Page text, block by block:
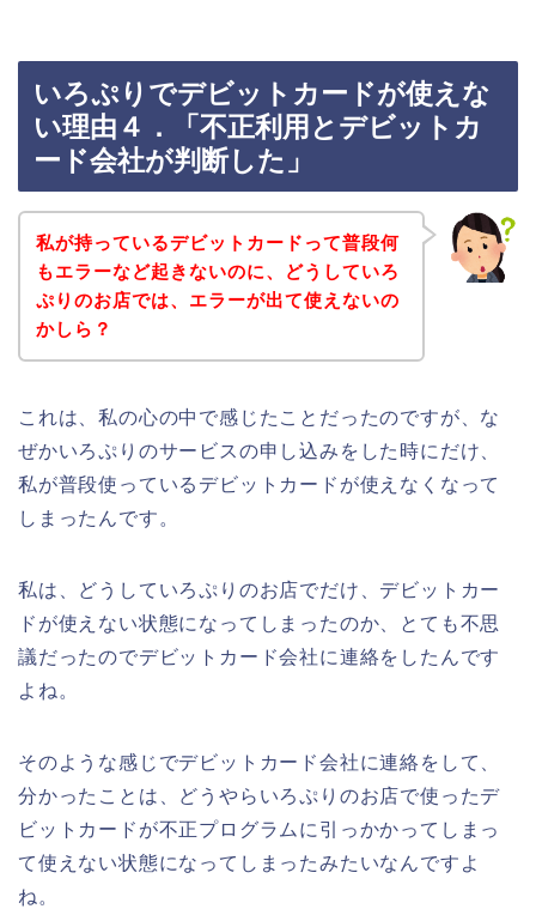
いろぷりでデビットカードが使えな
い理由４．「不正利用とデビットカ
ード会社が判断した」
私が持っているデビットカードって普段何
もエラーなど起きないのに、どうしていろ
ぷりのお店では、エラーが出て使えないの
かしら？
これは、私の心の中で感じたことだったのですが、な
ぜかいろぷりのサービスの申し込みをした時にだけ、
私が普段使っているデビットカードが使えなくなって
しまったんです。
私は、どうしていろぷりのお店でだけ、デビットカー
ドが使えない状態になってしまったのか、とても不思
議だったのでデビットカード会社に連絡をしたんです
よね。
そのような感じでデビットカード会社に連絡をして、
分かったことは、どうやらいろぷりのお店で使ったデ
ビットカードが不正プログラムに引っかかってしまっ
て使えない状態になってしまったみたいなんですよ
ね。